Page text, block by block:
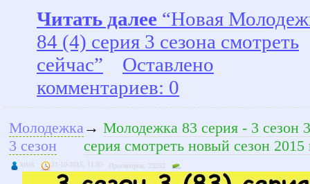
Читать далее “Новая
84 (4) серия 3 сезона смотреть
сейчас”
Оставлено
комментариев: 0
Молодежка
3 сезон
→ Молодежка 83 серия - 3 сезон 3
серия смотреть новый сезон 2015
kivik 21-10-2015, 11:05 Просмотров: 23252